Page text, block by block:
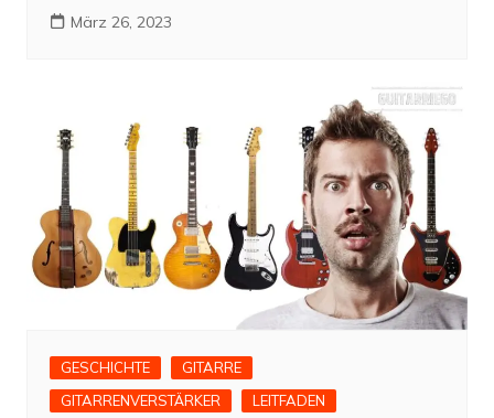
März 26, 2023
GESCHICHTE
GITARRE
GITARRENVERSTÄRKER
LEITFADEN